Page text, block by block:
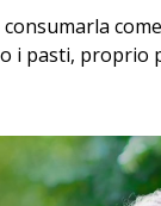
consumarla
i pasti, proprio